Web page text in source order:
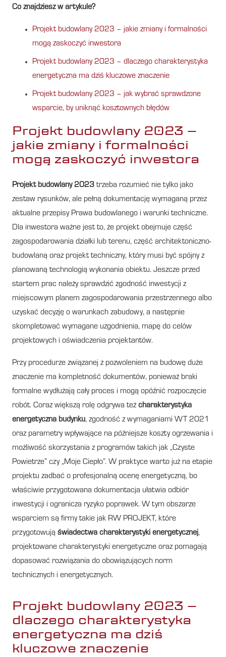
Co znajdziesz w artykule?
Projekt budowlany 2023 – jakie zmiany i formalności
mogą zaskoczyć inwestora
Projekt budowlany 2023 – dlaczego charakterystyka
energetyczna ma dziś kluczowe znaczenie
Projekt budowlany 2023 – jak wybrać sprawdzone
wsparcie, by uniknąć kosztownych błędów
Projekt budowlany 2023 –
jakie zmiany i formalności
mogą zaskoczyć inwestora
Projekt budowlany 2023 trzeba rozumieć nie tylko jako
zestaw rysunków, ale pełną dokumentację wymaganą przez
aktualne przepisy Prawa budowlanego i warunki techniczne.
Dla inwestora ważne jest to, że projekt obejmuje część
zagospodarowania działki lub terenu, część architektoniczno-
budowlaną oraz projekt techniczny, który musi być spójny z
planowaną technologią wykonania obiektu. Jeszcze przed
startem prac należy sprawdzić zgodność inwestycji z
miejscowym planem zagospodarowania przestrzennego albo
uzyskać decyzję o warunkach zabudowy, a następnie
skompletować wymagane uzgodnienia, mapę do celów
projektowych i oświadczenia projektantów.
Przy procedurze związanej z pozwoleniem na budowę duże
znaczenie ma kompletność dokumentów, ponieważ braki
formalne wydłużają cały proces i mogą opóźnić rozpoczęcie
robót. Coraz większą rolę odgrywa też charakterystyka
energetyczna budynku, zgodność z wymaganiami WT 2021
oraz parametry wpływające na późniejsze koszty ogrzewania i
możliwość skorzystania z programów takich jak „Czyste
Powietrze” czy „Moje Ciepło”. W praktyce warto już na etapie
projektu zadbać o profesjonalną ocenę energetyczną, bo
właściwie przygotowana dokumentacja ułatwia odbiór
inwestycji i ogranicza ryzyko poprawek. W tym obszarze
wsparciem są firmy takie jak RW PROJEKT, które
przygotowują świadectwa charakterystyki energetycznej,
projektowane charakterystyki energetyczne oraz pomagają
dopasować rozwiązania do obowiązujących norm
technicznych i energetycznych.
Projekt budowlany 2023 –
dlaczego charakterystyka
energetyczna ma dziś
kluczowe znaczenie